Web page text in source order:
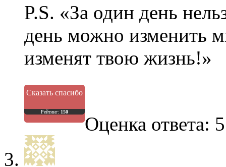
P.S. «За один день
день можно изменить
изменят твою жизнь!»
Сказать спасибо
Рейтинг: 150
Оценка ответа: